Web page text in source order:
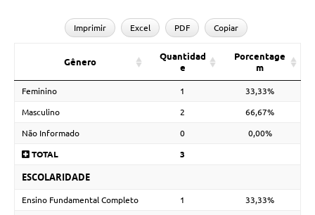
Imprimir Excel PDF Copiar
Gênero
Quantidad
e
Porcentage
m
Feminino 1 33,33%
Masculino 2 66,67%
Não Informado 0 0,00%
TOTAL 3
ESCOLARIDADE
Ensino Fundamental Completo 1 33,33%